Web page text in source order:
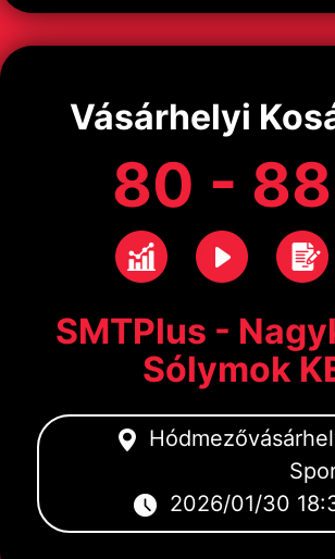
Vásárhelyi
80 - 88
SMTPlus -
Sólymok
2026/01/30